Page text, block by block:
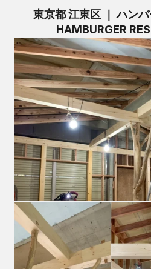
東京都 江東区 ｜ ハン
HAMBURGER